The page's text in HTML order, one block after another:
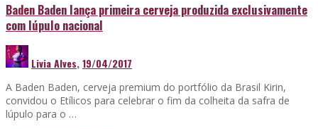
Baden Baden lança primeira cerveja produzida exclusivamente
com lúpulo nacional
Livia Alves,19/04/2017
A Baden Baden, cerveja premium do portfólio da Brasil Kirin,
convidou o Etílicos para celebrar o fim da colheita da safra de
lúpulo para o …